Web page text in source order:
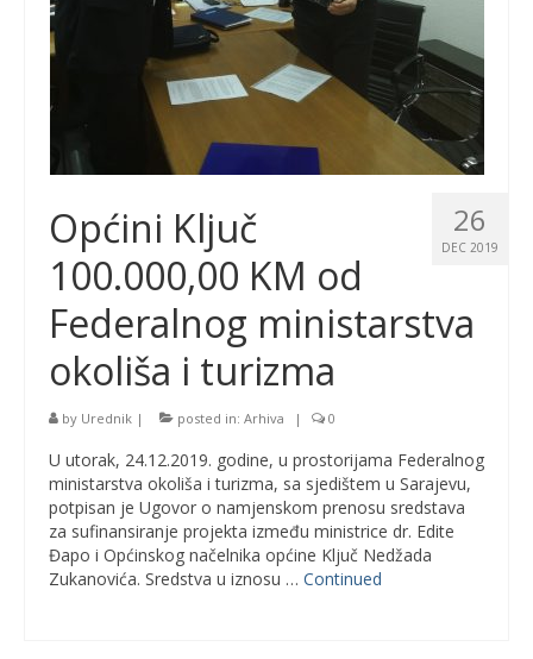
26
DEC 2019
Općini Ključ
100.000,00 KM od
Federalnog ministarstva
okoliša i turizma
by Urednik | posted in: Arhiva | 0
U utorak, 24.12.2019. godine, u prostorijama Federalnog
ministarstva okoliša i turizma, sa sjedištem u Sarajevu,
potpisan je Ugovor o namjenskom prenosu sredstava
za sufinansiranje projekta između ministrice dr. Edite
Đapo i Općinskog načelnika općine Ključ Nedžada
Zukanovića. Sredstva u iznosu … Continued